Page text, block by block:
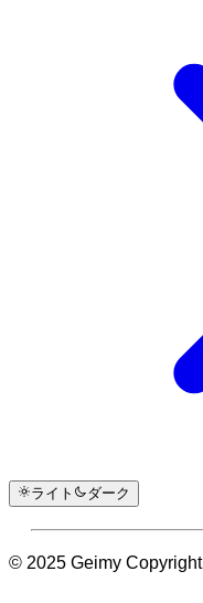
ライト ダーク
© 2025 Geimy Copyright